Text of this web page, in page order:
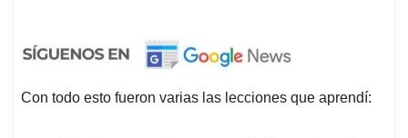
Con todo esto fueron varias las lecciones que aprendí: